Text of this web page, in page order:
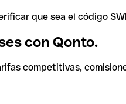
que sea el código
con Qonto.
competitivas,